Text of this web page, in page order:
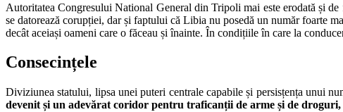
Autoritatea Congresului National General din Tripoli mai este erodată și
se datorează corupției, dar și faptului că Libia nu posedă un număr foarte
decât aceiași oameni care o făceau și înainte. În condițiile în care la
Consecințele
Diviziunea statului, lipsa unei puteri centrale capabile și persisțența unui
devenit și un adevărat coridor pentru traficanții de arme și de